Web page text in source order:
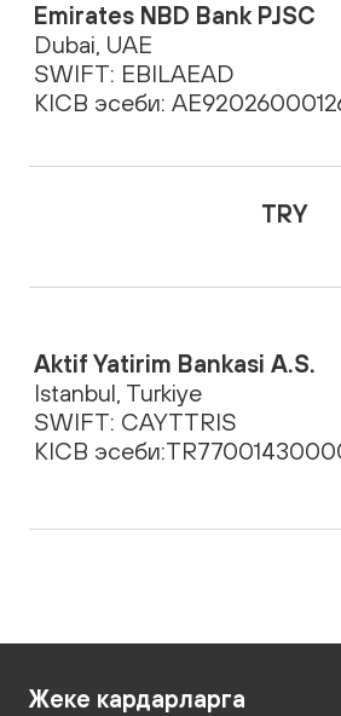
Emirates NBD Bank PJSC
Dubai, UAE
SWIFT: EBILAEAD
KICB эсеби:
TRY
Aktif Yatirim Bankasi A.S.
Istanbul, Turkiye
SWIFT: CAYTTRIS
KICB
Жеке кардарларга